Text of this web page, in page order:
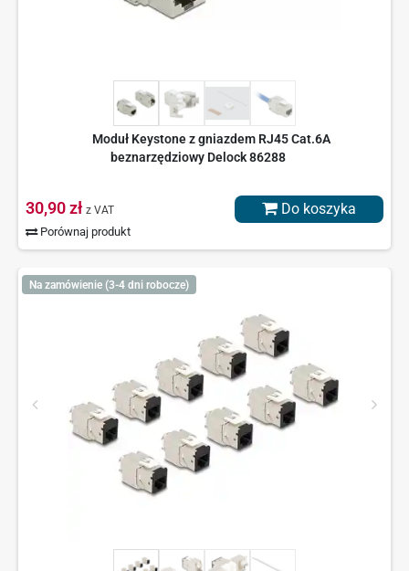
Moduł Keystone z gniazdem RJ45 Cat.6A
beznarzędziowy Delock 86288
30,90 zł z VAT
Porównaj produkt
Do koszyka
Na zamówienie (3-4 dni robocze)